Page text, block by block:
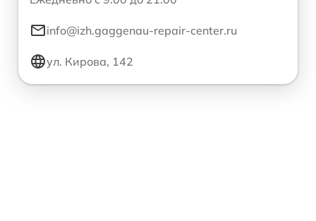
info@izh.gaggenau-repair-center.ru
ул. Кирова, 142